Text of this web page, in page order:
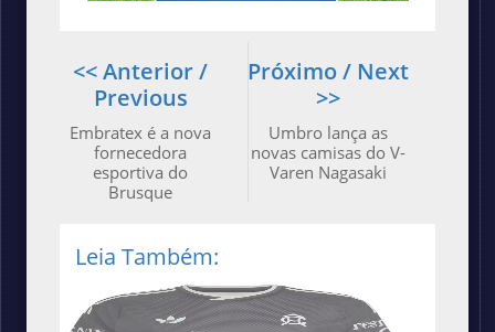
Próximo / Next
>>
Umbro lança as
novas camisas do V-
Varen Nagasaki
<< Anterior /
Previous
Embratex é a nova
fornecedora
esportiva do
Brusque
Leia Também: